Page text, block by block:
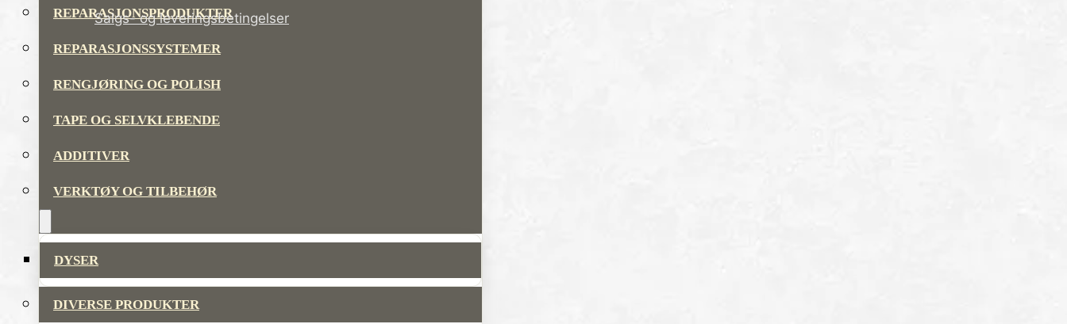
REPARASJONSPRODUKTER
REPARASJONSSYSTEMER
RENGJØRING OG POLISH
TAPE OG SELVKLEBENDE
ADDITIVER
VERKTØY OG TILBEHØR
DYSER
DIVERSE PRODUKTER
Salgs- og leveringsbetingelser